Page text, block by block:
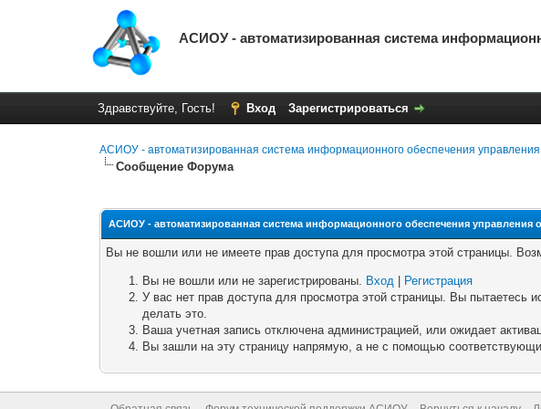
АСИОУ - автоматизированная система
Здравствуйте, Гость! Вход Зарегистрироваться
АСИОУ - автоматизированная система информационного обеспечения
Сообщение Форума
АСИОУ - автоматизированная система информационного обеспечения управления
Вы не вошли или не имеете прав доступа для просмотра этой страницы.
Вы не вошли или не зарегистрированы. Вход
Регистрация
У вас нет прав доступа для просмотра этой страницы. Вы
делать это.
Ваша учетная запись отключена администрацией, или ожидает
Вы зашли на эту страницу напрямую, а не с помощью